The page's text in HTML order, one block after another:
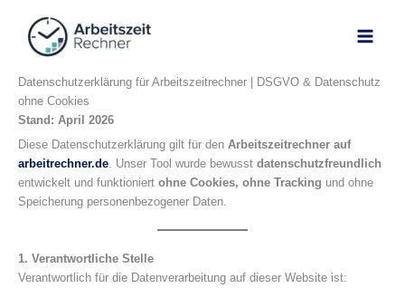
content
Datenschutzerklärung für Arbeitszeitrechner | DSGVO & Datenschutz
ohne Cookies
Stand: April 2026
Diese Datenschutzerklärung gilt für den Arbeitszeitrechner auf
arbeitrechner.de. Unser Tool wurde bewusst datenschutzfreundlich
entwickelt und funktioniert ohne Cookies, ohne Tracking und ohne
Speicherung personenbezogener Daten.
1. Verantwortliche Stelle
Verantwortlich für die Datenverarbeitung auf dieser Website ist: